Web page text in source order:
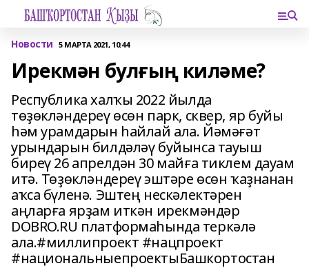
Новости 5 МАРТА 2021, 10:44
Ирекмән булғың киләме?
Республика халҡы 2022 йылда
төҙөкләндереү өсөн парк, сквер, яр буйы
һәм урамдарын һайлай ала. Йәмәғәт
урындарын билдәләү буйынса тауыш
биреү 26 апрелдән 30 майға тиклем дауам
итә. Төҙөкләндереү эштәре өсөн ҡаҙнанан
аҡса бүленә. Эштең нескәлектәрен
аңларға ярҙам иткән ирекмәндәр
DOBRO.RU платформаһында теркәлә
ала.#миллипроект #нацпроект
#национальныепроектыБашкортостан